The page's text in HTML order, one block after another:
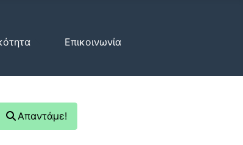
Επικοινωνία
Απαντάμε!